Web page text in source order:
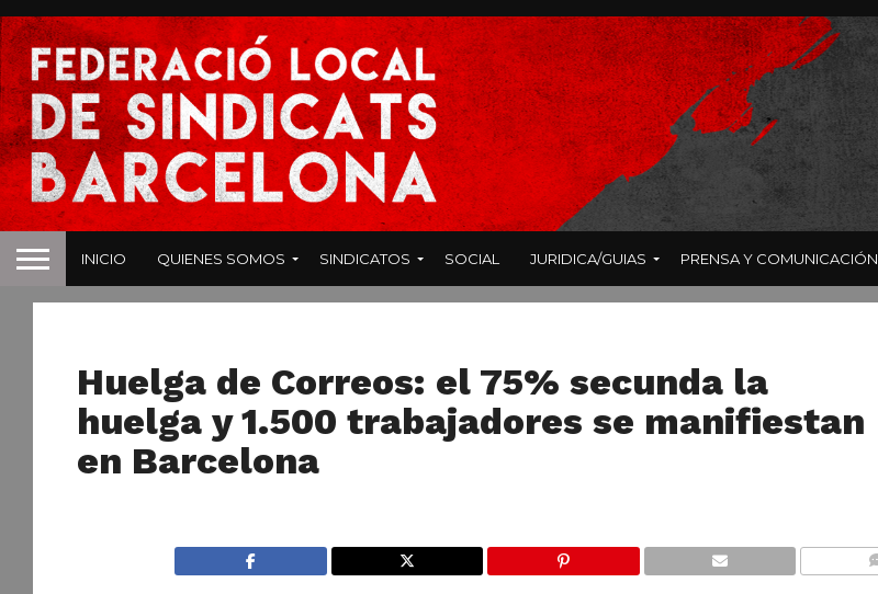
INICIO QUIENES SOMOS SINDICATOS SOCIAL JURIDICA/GUIAS PRENSA Y COMUNICACIÓN
Huelga de Correos: el 75% secunda la
huelga y 1.500 trabajadores se manifiestan
en Barcelona